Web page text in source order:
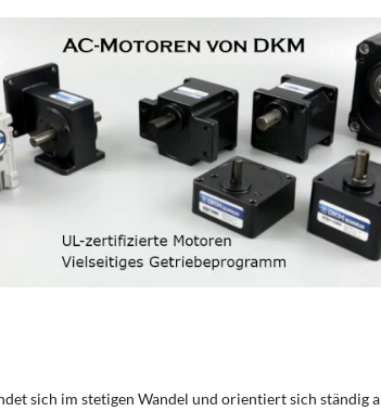
sich im stetigen Wandel und orientiert sich ständig